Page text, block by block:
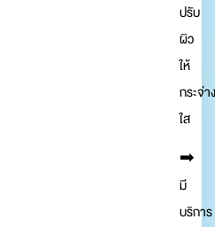
ปรับ
ผิว
ให้
กระจ่าง
ใส
➡︎
มี
บริการ